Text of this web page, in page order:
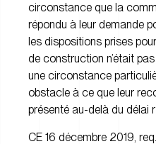
circonstance que la
répondu à leur demande
les dispositions prises
de construction n’était
une circonstance
obstacle à ce que leur
présenté au-delà du délai
CE 16 décembre 2019,